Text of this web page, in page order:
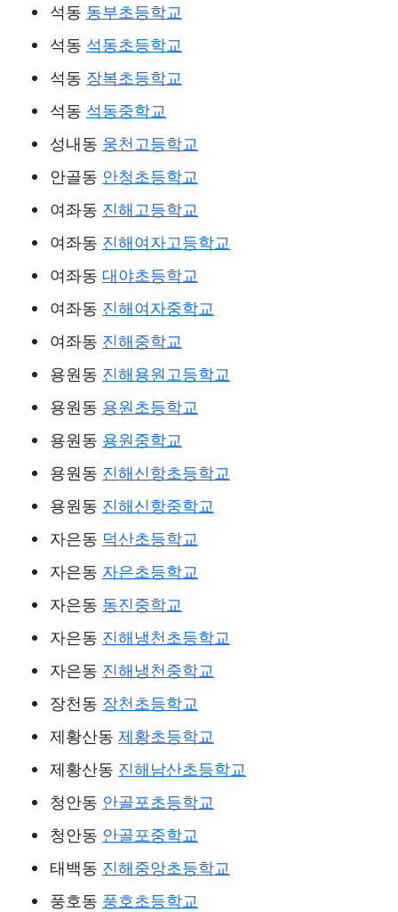
석동 동부초등학교
석동 석동초등학교
석동 장복초등학교
석동 석동중학교
성내동 웅천고등학교
안골동 안청초등학교
여좌동 진해고등학교
여좌동 진해여자고등학교
여좌동 대야초등학교
여좌동 진해여자중학교
여좌동 진해중학교
용원동 진해용원고등학교
용원동 용원초등학교
용원동 용원중학교
용원동 진해신항초등학교
용원동 진해신항중학교
자은동 덕산초등학교
자은동 자은초등학교
자은동 동진중학교
자은동 진해냉천초등학교
자은동 진해냉천중학교
장천동 장천초등학교
제황산동 제황초등학교
제황산동 진해남산초등학교
청안동 안골포초등학교
청안동 안골포중학교
태백동 진해중앙초등학교
풍호동 풍호초등학교